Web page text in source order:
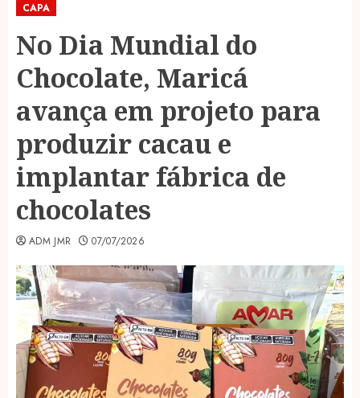
CAPA
No Dia Mundial do
Chocolate, Maricá
avança em projeto para
produzir cacau e
implantar fábrica de
chocolates
ADM JMR 07/07/2026